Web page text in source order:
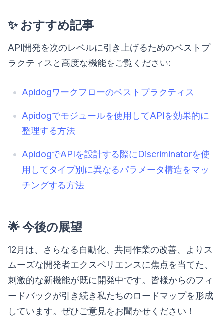
✨ おすすめ記事
API開発を次のレベルに引き上げるためのベストプ
ラクティスと高度な機能をご覧ください:
Apidogワークフローのベストプラクティス
Apidogでモジュールを使用してAPIを効果的に
整理する方法
ApidogでAPIを設計する際にDiscriminatorを使
用してタイプ別に異なるパラメータ構造をマッ
チングする方法
🌟 今後の展望
12月は、さらなる自動化、共同作業の改善、よりス
ムーズな開発者エクスペリエンスに焦点を当てた、
刺激的な新機能が既に開発中です。皆様からのフィ
ードバックが引き続き私たちのロードマップを形成
しています。ぜひご意見をお聞かせください！